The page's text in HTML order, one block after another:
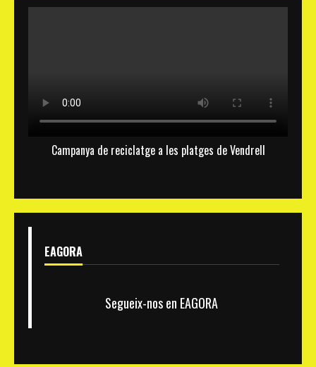
Campanya de reciclatge a les platges de Vendrell
EAGORA
Segueix-nos en EAGORA